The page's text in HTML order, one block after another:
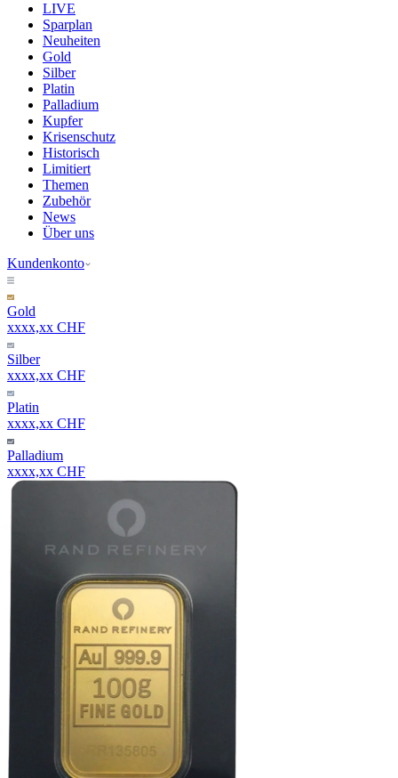
LIVE
Sparplan
Neuheiten
Gold
Silber
Platin
Palladium
Kupfer
Krisenschutz
Historisch
Limitiert
Themen
Zubehör
News
Über uns
Kundenkonto
Gold
xxxx,xx CHF
Silber
xxxx,xx CHF
Platin
xxxx,xx CHF
Palladium
xxxx,xx CHF